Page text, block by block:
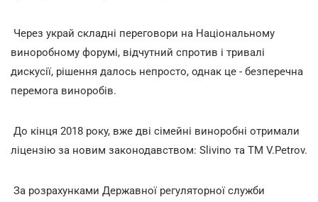
Через украй складні переговори на Національному
виноробному форумі, відчутний спротив і тривалі
дискусії, рішення далось непросто, однак це - безперечна
перемога виноробів.
До кінця 2018 року, вже дві сімейні виноробні отримали
ліцензію за новим законодавством: Slivino та ТМ V.Petrov.
За розрахунками Державної регуляторної служби